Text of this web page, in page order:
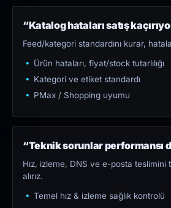
“Katalog hataları satış
Feed/kategori standardını kurar,
Ürün hataları, fiyat/stock tutarlılığı
Kategori ve etiket standardı
PMax / Shopping uyumu
“Teknik sorunlar performansı
Hız, izleme, DNS ve e-posta teslimini
alırız.
Temel hız & izleme sağlık kontrolü